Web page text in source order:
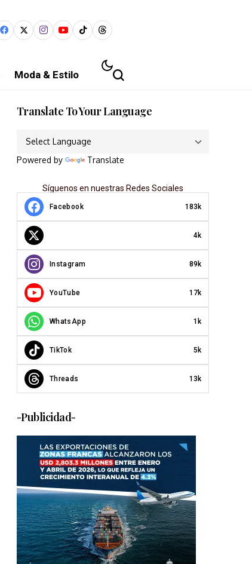
Moda & Estilo
Translate To Your Language
Powered by Translate
Síguenos en nuestras Redes Sociales
Facebook 183k
4k
Instagram 89k
YouTube 17k
WhatsApp 1k
TikTok 5k
Threads 13k
-Publicidad-